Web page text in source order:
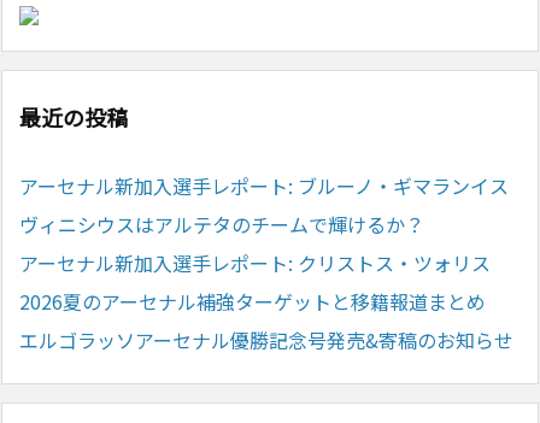
最近の投稿
アーセナル新加入選手レポート: ブルーノ・ギマランイス
ヴィニシウスはアルテタのチームで輝けるか？
アーセナル新加入選手レポート: クリストス・ツォリス
2026夏のアーセナル補強ターゲットと移籍報道まとめ
エルゴラッソアーセナル優勝記念号発売&寄稿のお知らせ